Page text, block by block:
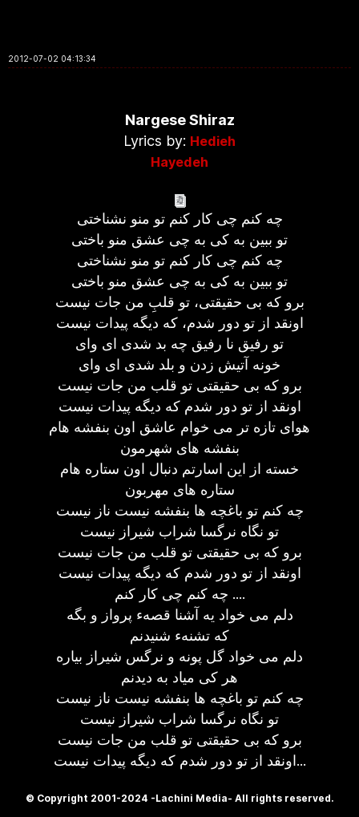
2012-07-02 04:13:34
Nargese Shiraz
Lyrics by: Hedieh
Hayedeh
چه کنم چی کار کنم تو منو نشناختی
تو ببین به کی به چی عشق منو باختی
چه کنم چی کار کنم تو منو نشناختی
تو ببین به کی به چی عشق منو باختی
برو که بی حقیقتی، تو قلبِ من جات نیست
اونقد از تو دور شدم، که دیگه پیدات نیست
تو رفیق نا رفیق چه بد شدی ای وای
خونه آتیش زدن و بلد شدی ای وای
برو که بی حقیقتی تو قلب من جات نیست
اونقد از تو دور شدم که دیگه پیدات نیست
هوای تازه تر می خوام عاشق اون بنفشه هام
بنفشه های شهرمون
خسته از این اسارتم دنبال اون ستاره هام
ستاره های مهربون
چه کنم تو باغچه ها بنفشه نیست ناز نیست
تو نگاه نرگسا شراب شیراز نیست
برو که بی حقیقتی تو قلب من جات نیست
اونقد از تو دور شدم که دیگه پیدات نیست
چه کنم چی کار کنم ....
دلم می خواد یه آشنا قصهء پرواز و بگه
که تشنهء شنیدنم
دلم می خواد گل پونه و نرگس شیراز بیاره
هر کی میاد به دیدنم
چه کنم تو باغچه ها بنفشه نیست ناز نیست
تو نگاه نرگسا شراب شیراز نیست
برو که بی حقیقتی تو قلب من جات نیست
اونقد از تو دور شدم که دیگه پیدات نیست...
© Copyright 2001-2024 -Lachini Media- All rights reserved.